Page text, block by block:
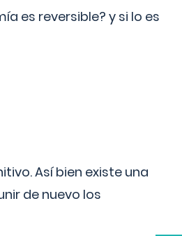
es reversible? y si lo es
Así bien existe una
de nuevo los